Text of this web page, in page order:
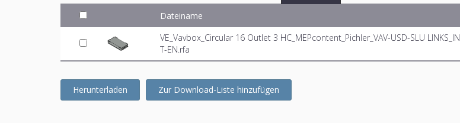
Dateiname
VE_Vavbox_Circular 16 Outlet 3 HC_MEPcontent_Pichler_VAV-USD-SLU LINKS_IN
T-EN.rfa
Herunterladen Zur Download-Liste hinzufügen